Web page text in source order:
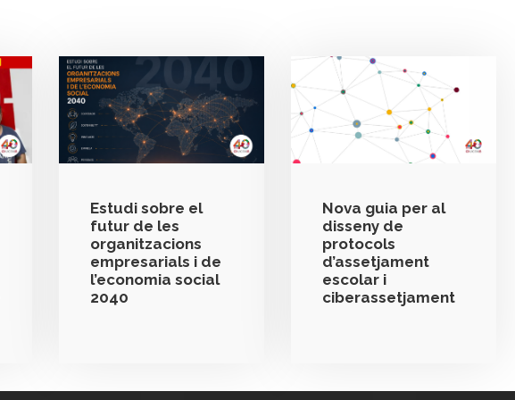
Estudi sobre el
futur de les
organitzacions
empresarials i de
l’economia social
2040
Nova guia per al
disseny de
protocols
d’assetjament
escolar i
ciberassetjament